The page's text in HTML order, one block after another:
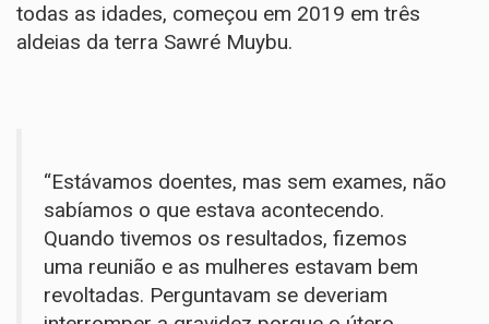
todas as idades, começou em 2019 em três
aldeias da terra Sawré Muybu.
“Estávamos doentes, mas sem exames, não
sabíamos o que estava acontecendo.
Quando tivemos os resultados, fizemos
uma reunião e as mulheres estavam bem
revoltadas. Perguntavam se deveriam